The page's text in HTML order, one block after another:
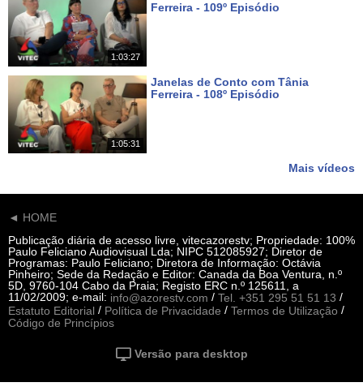
1:03:27
Ferreira - 109º Episódio
1:05:31
Janelas de Conto com Tânia
Ferreira - 108º Episódio
Mais vídeos
◄ HOME
Publicação diária de acesso livre, vitecazorestv; Propriedade: 100%
Paulo Feliciano Audiovisual Lda; NIPC 512085927; Diretor de
Programas: Paulo Feliciano; Diretora de Informação: Octávia
Pinheiro; Sede da Redação e Editor: Canada da Boa Ventura, n.º
5D, 9760-104 Cabo da Praia; Registo ERC n.º 125611, a
11/02/2009; e-mail: info@azorestv.com / Tel. +351 295 51 51 13 /
Estatuto Editorial / Política de Privacidade / Termos de Utilização /
Código de Princípios
Versão para desktop